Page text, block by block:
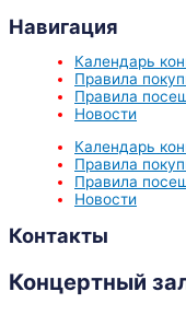
Навигация
Календарь
Правила
Правила
Новости
Календарь
Правила
Правила
Новости
Контакты
Концертный